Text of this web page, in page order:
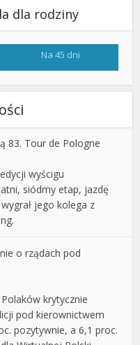
dla rodziny
Na 45 dni
83. Tour de Pologne
wyścigu
siódmy etap, jazdę
jego kolega z
o rządach pod
krytycznie
pod kierownictwem
pozytywnie, a 6,1 proc.